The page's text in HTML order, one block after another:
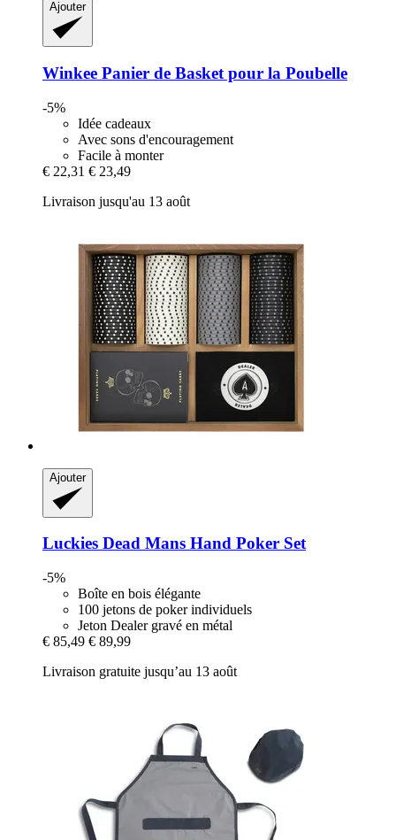
Ajouter
Winkee Panier de Basket pour la Poubelle
-5%
Idée cadeaux
Avec sons d'encouragement
Facile à monter
€ 22,31 € 23,49
Livraison jusqu'au 13 août
Ajouter
Luckies Dead Mans Hand Poker Set
-5%
Boîte en bois élégante
100 jetons de poker individuels
Jeton Dealer gravé en métal
€ 85,49 € 89,99
Livraison gratuite jusqu’au 13 août